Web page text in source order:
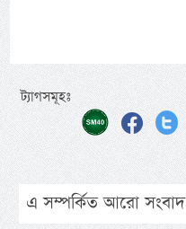
ট্যাগসমূহঃ
এ সম্পর্কিত আরো সংবাদ